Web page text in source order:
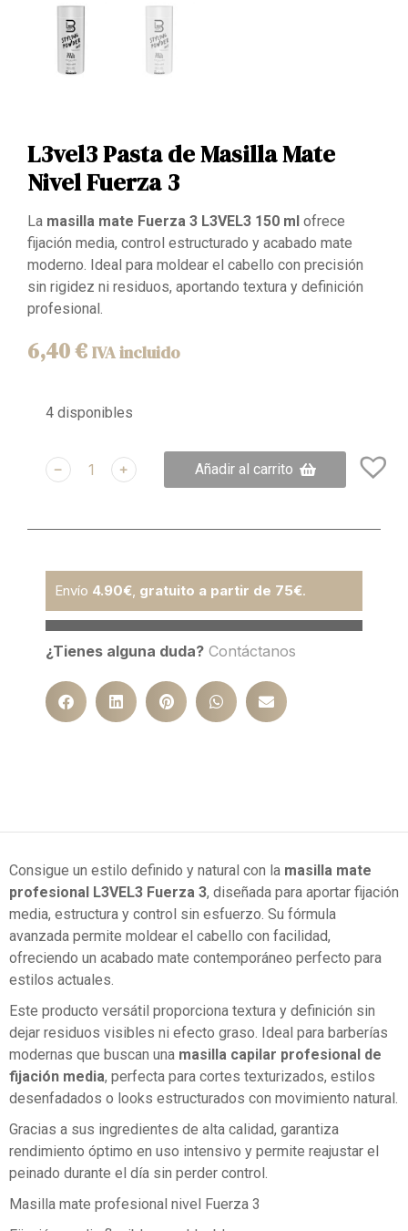
L3vel3 Pasta de Masilla Mate
Nivel Fuerza 3
La masilla mate Fuerza 3 L3VEL3 150 ml ofrece
fijación media, control estructurado y acabado mate
moderno. Ideal para moldear el cabello con precisión
sin rigidez ni residuos, aportando textura y definición
profesional.
6,40€ IVA incluido
4 disponibles
﹣ ﹢ Añadir al carrito
Envío 4.90€, gratuito a partir de 75€.
¿Tienes alguna duda? Contáctanos
Consigue un estilo definido y natural con la masilla mate
profesional L3VEL3 Fuerza 3, diseñada para aportar fijación
media, estructura y control sin esfuerzo. Su fórmula
avanzada permite moldear el cabello con facilidad,
ofreciendo un acabado mate contemporáneo perfecto para
estilos actuales.
Este producto versátil proporciona textura y definición sin
dejar residuos visibles ni efecto graso. Ideal para barberías
modernas que buscan una masilla capilar profesional de
fijación media, perfecta para cortes texturizados, estilos
desenfadados o looks estructurados con movimiento natural.
Gracias a sus ingredientes de alta calidad, garantiza
rendimiento óptimo en uso intensivo y permite reajustar el
peinado durante el día sin perder control.
Masilla mate profesional nivel Fuerza 3